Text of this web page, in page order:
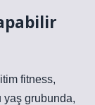
fitness,
yaş grubunda,